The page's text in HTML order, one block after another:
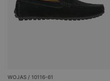
WOJAS / 10116-61